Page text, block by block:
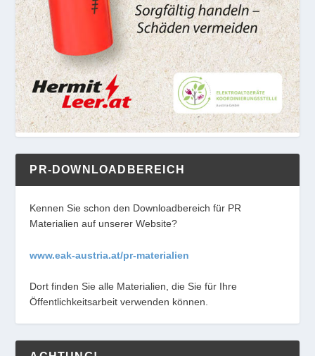
PR-DOWNLOADBEREICH
Kennen Sie schon den Downloadbereich für PR
Materialien auf unserer Website?
www.eak-austria.at/pr-materialien
Dort finden Sie alle Materialien, die Sie für Ihre
Öffentlichkeitsarbeit verwenden können.